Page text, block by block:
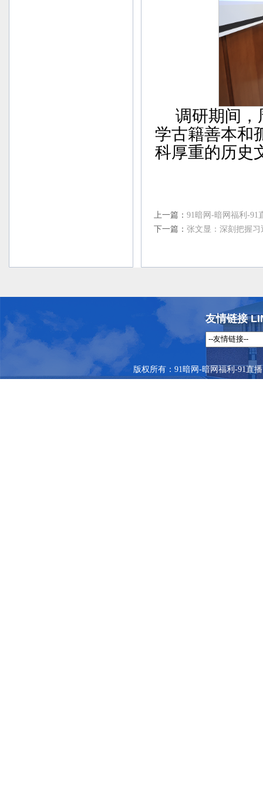
调研期间，
学古籍善本和
科厚重的历史
上一篇： 91暗网-暗网福利-91
下一篇： 张文显：深刻把握
友情链接
版权所有：91暗网-暗网福利-91